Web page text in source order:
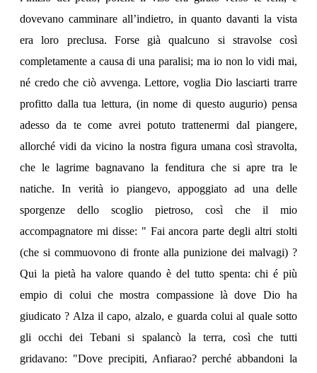
dovevano camminare all’indietro, in quanto davanti la vista
era loro preclusa. Forse già qualcuno si stravolse così
completamente a causa di una paralisi; ma io non lo vidi mai,
né credo che ciò avvenga. Lettore, voglia Dio lasciarti trarre
profitto dalla tua lettura, (in nome di questo augurio) pensa
adesso da te come avrei potuto trattenermi dal piangere,
allorché vidi da vicino la nostra figura umana così stravolta,
che le lagrime bagnavano la fenditura che si apre tra le
natiche. In verità io piangevo, appoggiato ad una delle
sporgenze dello scoglio pietroso, così che il mio
accompagnatore mi disse: " Fai ancora parte degli altri stolti
(che si commuovono di fronte alla punizione dei malvagi) ?
Qui la pietà ha valore quando è del tutto spenta: chi é più
empio di colui che mostra compassione là dove Dio ha
giudicato ? Alza il capo, alzalo, e guarda colui al quale sotto
gli occhi dei Tebani si spalancò la terra, così che tutti
gridavano: "Dove precipiti, Anfiarao? perché abbandoni la